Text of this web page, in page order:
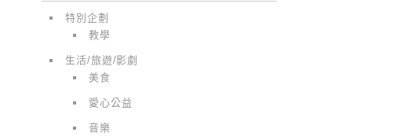
特別企劃
教學
生活/旅遊/影劇
美食
愛心公益
音樂